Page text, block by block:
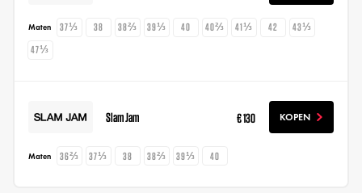
Maten 37⅓ 38 38⅔ 39⅓ 40 40⅔ 41⅓ 42
43⅓
47⅓
Slam Jam € 130 KOPEN
Maten 36⅔ 37⅓ 38 38⅔ 39⅓ 40